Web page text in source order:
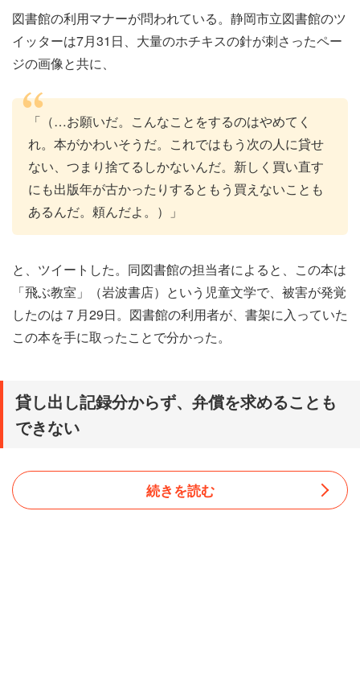
図書館の利用マナーが問われている。静岡市立図書館のツ
イッターは7月31日、大量のホチキスの針が刺さったペー
ジの画像と共に、
「（…お願いだ。こんなことをするのはやめてく
れ。本がかわいそうだ。これではもう次の人に貸せ
ない、つまり捨てるしかないんだ。新しく買い直す
にも出版年が古かったりするともう買えないことも
あるんだ。頼んだよ。）」
と、ツイートした。同図書館の担当者によると、この本は
「飛ぶ教室」（岩波書店）という児童文学で、被害が発覚
したのは７月29日。図書館の利用者が、書架に入っていた
この本を手に取ったことで分かった。
貸し出し記録分からず、弁償を求めることも
できない
続きを読む